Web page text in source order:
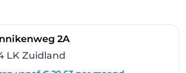
2A- Zuidland
LK Zuidland